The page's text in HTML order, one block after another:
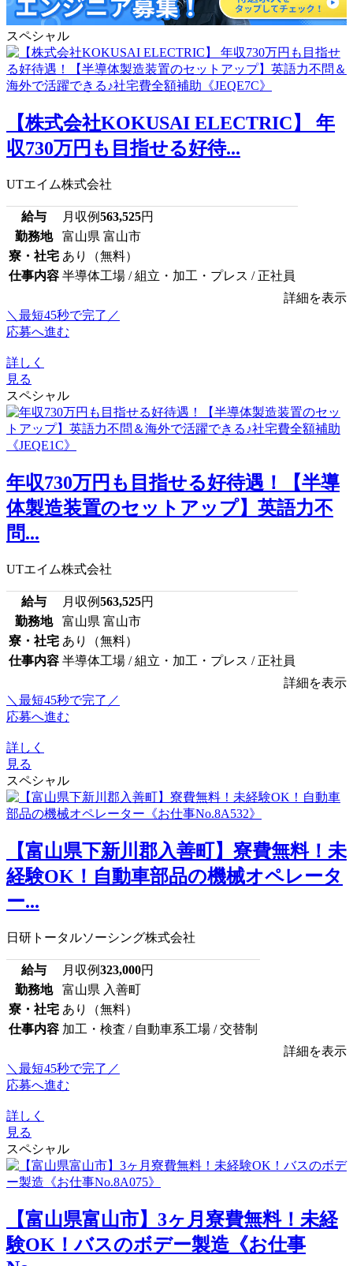
スペシャル
【株式会社KOKUSAI ELECTRIC】 年
収730万円も目指せる好待...
UTエイム株式会社
給与 月収例563,525円
勤務地
富山県 富山市
寮・社宅 あり（無料）
仕事内容 半導体工場 / 組立・加工・プレス / 正社員
詳細を表示
＼最短45秒で完了／
応募へ進む
詳しく
見る
スペシャル
年収730万円も目指せる好待遇！【半導
体製造装置のセットアップ】英語力不
問...
UTエイム株式会社
給与 月収例563,525円
勤務地
富山県 富山市
寮・社宅 あり（無料）
仕事内容 半導体工場 / 組立・加工・プレス / 正社員
詳細を表示
＼最短45秒で完了／
応募へ進む
詳しく
見る
スペシャル
【富山県下新川郡入善町】寮費無料！未
経験OK！自動車部品の機械オペレータ
ー...
日研トータルソーシング株式会社
給与 月収例323,000円
勤務地
富山県 入善町
寮・社宅 あり（無料）
仕事内容 加工・検査 / 自動車系工場 / 交替制
詳細を表示
＼最短45秒で完了／
応募へ進む
詳しく
見る
スペシャル
【富山県富山市】3ヶ月寮費無料！未経
験OK！バスのボデー製造《お仕事